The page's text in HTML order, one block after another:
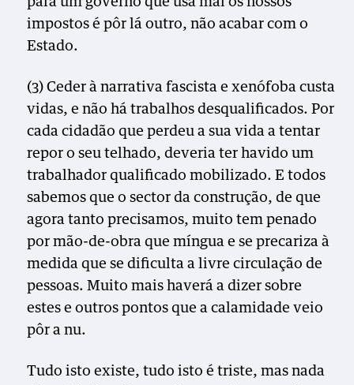
impostos é pôr lá outro, não acabar com o
Estado.
(3) Ceder à narrativa fascista e xenófoba custa
vidas, e não há trabalhos desqualificados. Por
cada cidadão que perdeu a sua vida a tentar
repor o seu telhado, deveria ter havido um
trabalhador qualificado mobilizado. E todos
sabemos que o sector da construção, de que
agora tanto precisamos, muito tem penado
por mão-de-obra que míngua e se precariza à
medida que se dificulta a livre circulação de
pessoas. Muito mais haverá a dizer sobre
estes e outros pontos que a calamidade veio
pôr a nu.
Tudo isto existe, tudo isto é triste, mas nada